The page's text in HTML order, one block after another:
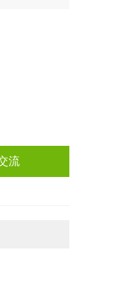
共和国交通
流